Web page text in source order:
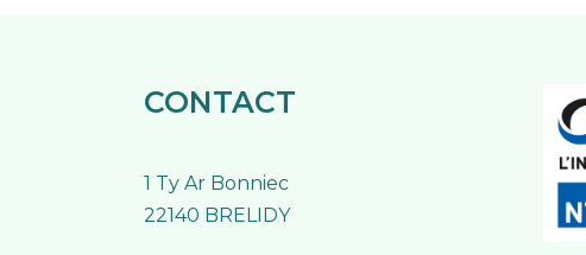
CONTACT
1 Ty Ar Bonniec
22140 BRELIDY